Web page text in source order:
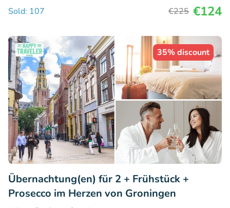
Sold: 107
€225 €124
35% discount
Übernachtung(en) für 2 + Frühstück +
Prosecco im Herzen von Groningen